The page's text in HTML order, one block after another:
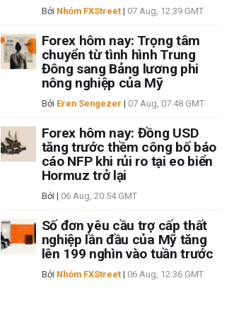
Bởi Nhóm FXStreet| 07 Aug, 12:39 GMT
Forex hôm nay: Trọng tâm
chuyển từ tình hình Trung
Đông sang Bảng lương phi
nông nghiệp của Mỹ
Bởi Eren Sengezer | 07 Aug, 07:48 GMT
Forex hôm nay: Đồng USD
tăng trước thềm công bố báo
cáo NFP khi rủi ro tại eo biển
Hormuz trở lại
Bởi | 06 Aug, 20:54 GMT
Số đơn yêu cầu trợ cấp thất
nghiệp lần đầu của Mỹ tăng
lên 199 nghìn vào tuần trước
Bởi Nhóm FXStreet| 06 Aug, 12:36 GMT